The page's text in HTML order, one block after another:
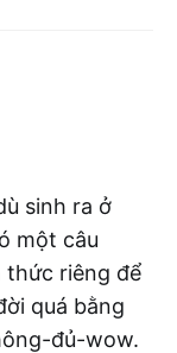
sinh ra ở
một câu
thức riêng để
quá bằng
đủ-wow.